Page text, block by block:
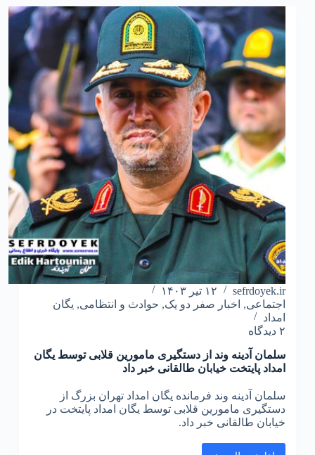
sefrdoyek.ir
۱۲ تیر ۱۴۰۳
اجتماعی, اخبار صفر دو یک, حوادث و انتظامی, یگان
امداد
۲ دیدگاه
سلمان آدینه وند از دستگیری مامورین قلابی توسط یگان
امداد پایتخت خیابان طالقانی خبر داد
سلمان آدینه وند فرمانده یگان امداد تهران بزرگ از
دستگیری مامورین قلابی توسط یگان امداد پایتخت در
خیابان طالقانی خبر داد.